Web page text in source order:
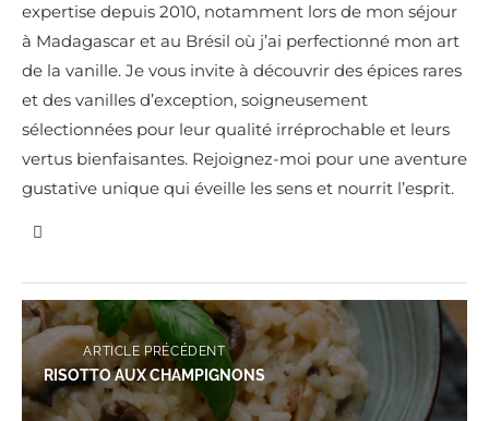
expertise depuis 2010, notamment lors de mon séjour
à Madagascar et au Brésil où j’ai perfectionné mon art
de la vanille. Je vous invite à découvrir des épices rares
et des vanilles d’exception, soigneusement
sélectionnées pour leur qualité irréprochable et leurs
vertus bienfaisantes. Rejoignez-moi pour une aventure
gustative unique qui éveille les sens et nourrit l’esprit.
ARTICLE PRÉCÉDENT
RISOTTO AUX CHAMPIGNONS